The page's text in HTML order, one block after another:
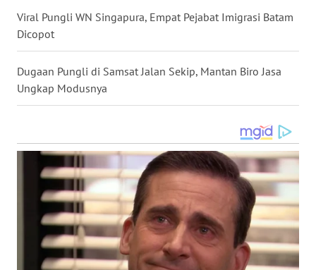
Viral Pungli WN Singapura, Empat Pejabat Imigrasi Batam
Dicopot
Dugaan Pungli di Samsat Jalan Sekip, Mantan Biro Jasa
Ungkap Modusnya
NIAS
WN
LANGKAT
WN
WN
TANJUNG
LESUNG
WN
KARO